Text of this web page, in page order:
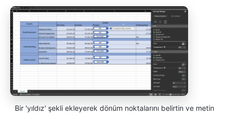
Bir 'yıldız' şekli ekleyerek dönüm noktalarını belirtin ve metin